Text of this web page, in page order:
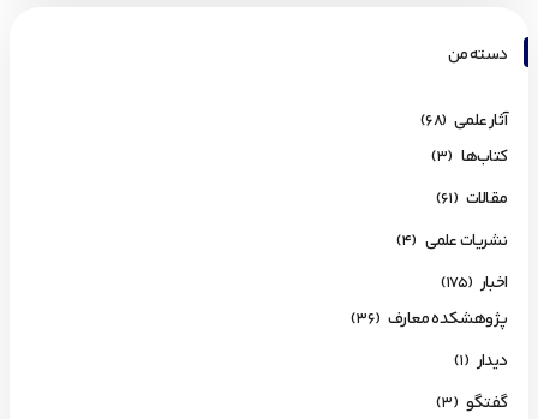
دسته من
آثار علمی (68)
کتاب‌ها (3)
مقالات (61)
نشریات علمی (4)
اخبار (175)
پژوهشکده معارف (36)
دیدار (1)
گفتگو (3)